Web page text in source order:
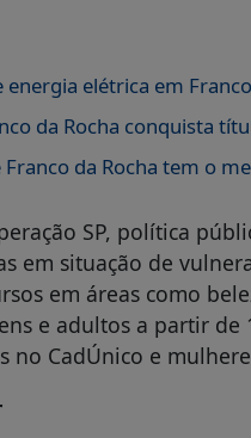
elétrica em
da Rocha conquista
da Rocha tem o
SP, política
em situação de
em áreas como
e adultos a partir
no CadÚnico e